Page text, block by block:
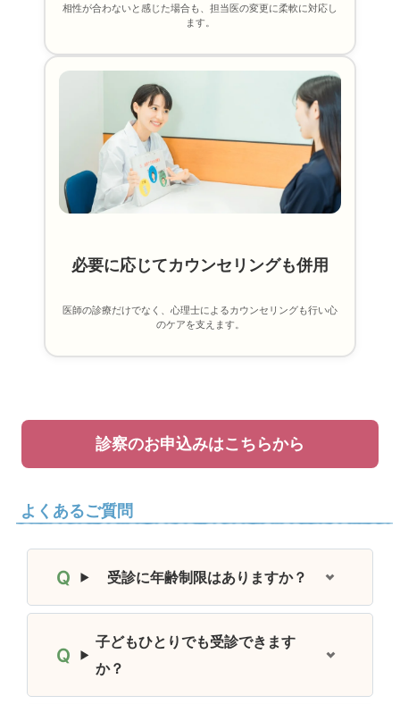
相性が合わないと感じた場合も、担当医の変更に柔軟に対応し
ます。
必要に応じてカウンセリングも併用
医師の診療だけでなく、心理士によるカウンセリングも行い心
のケアを支えます。
診察のお申込みはこちらから
よくあるご質問
受診に年齢制限はありますか？
子どもひとりでも受診できます
か？